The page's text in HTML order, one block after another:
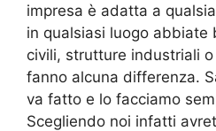
impresa è adatta a
in qualsiasi luogo abbiate
civili, strutture industriali
fanno alcuna differenza.
va fatto e lo facciamo
Scegliendo noi infatti